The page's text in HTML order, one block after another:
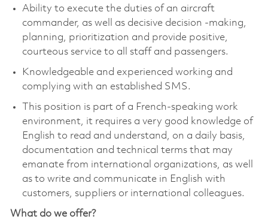
Ability to execute the duties of an aircraft
commander, as well as decisive decision -making,
planning, prioritization and provide positive,
courteous service to all staff and passengers.
Knowledgeable and experienced working and
complying with an established SMS.
This position is part of a French-speaking work
environment, it requires a very good knowledge of
English to read and understand, on a daily basis,
documentation and technical terms that may
emanate from international organizations, as well
as to write and communicate in English with
customers, suppliers or international colleagues.
What do we offer?